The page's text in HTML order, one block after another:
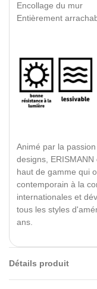
Encollage du mur
Entièrement
Animé par la
designs,
haut de gamme qui
contemporain à la
internationales et
tous les styles
ans.
Détails produit